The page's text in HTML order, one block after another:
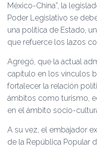
México-China”, la
Poder Legislativo se
una política de Estado,
que refuerce los lazos
Agregó, que la actual
capítulo en los vínculos
fortalecer la relación
ámbitos como turismo,
en el ámbito socio-
A su vez, el embajador
de la República Popular